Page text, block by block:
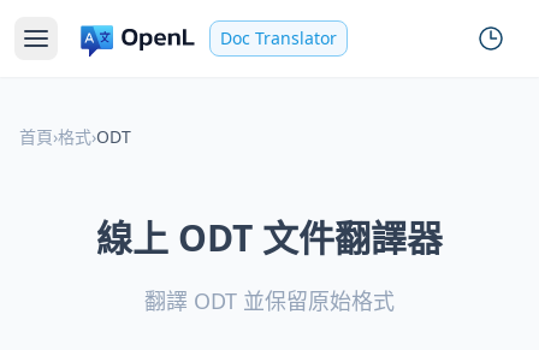
Doc Translator
首頁›格式›ODT
線上 ODT 文件翻譯器
翻譯 ODT 並保留原始格式